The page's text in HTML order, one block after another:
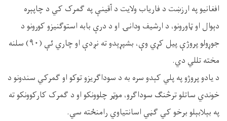
افغانیو په ارزښت د فاریاب ولایت د آقینې په ګمرک کي د چاپېره
دېوال او ټاورونو، د ارشیف ودانۍ او د درې بابه استوګنیزو کورونو د
جوړولو پروژې پیل کړي وې، بشپړېدو ته نږدې او چاري ئې (۹۰) سلنه
مخته تللي دي.
د یادو پروژو په پلي کېدو سره به د سوداګریزو توکو او ګمرکي سندونو د
خوندي ساتلو ترڅنګ سوداګرو، موټر چلوونکو او د ګمرک کارکوونکو ته
په بېلابېلو برخو کي ګڼي اسانتیاوي رامنځته سي.